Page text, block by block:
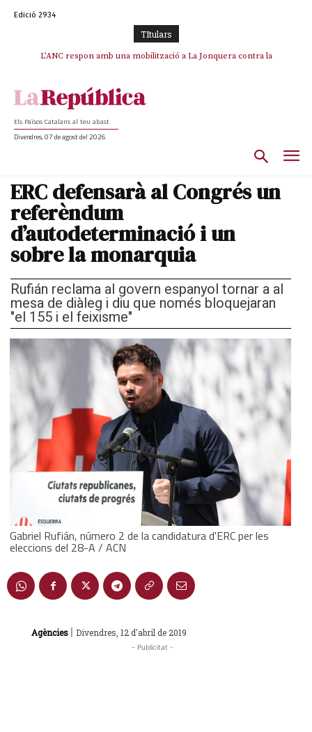
Edició 2934
TItulars
L’ANC respon amb una mobilització a La Jonquera contra la
SOS Costa Brava es planta contra la “nefasta” prolongació de la C-32 i
Els Països Catalans al teu abast
Divendres, 07 de agost del 2026
ERC defensarà al Congrés un
referèndum
d’autodeterminació i un
sobre la monarquia
Rufián reclama al govern espanyol tornar a al
mesa de diàleg i diu que només bloquejaran
"el 155 i el feixisme"
Gabriel Rufián, número 2 de la candidatura d'ERC per les
eleccions del 28-A / ACN
Agències | Divendres, 12 d'abril de 2019
- Publicitat -